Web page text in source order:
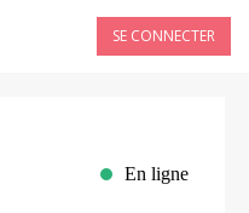
SE CONNECTER
En ligne